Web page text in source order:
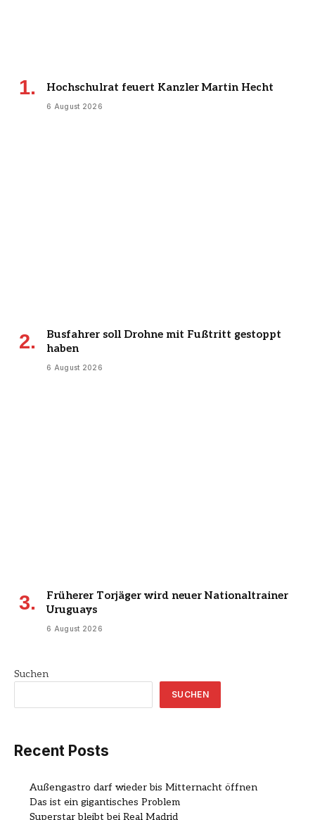
Hochschulrat feuert Kanzler Martin Hecht
6 August 2026
Busfahrer soll Drohne mit Fußtritt gestoppt
haben
6 August 2026
Früherer Torjäger wird neuer Nationaltrainer
Uruguays
6 August 2026
Suchen
SUCHEN
Recent Posts
Außengastro darf wieder bis Mitternacht öffnen
Das ist ein gigantisches Problem
Superstar bleibt bei Real Madrid